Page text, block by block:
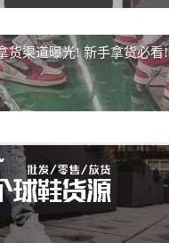
货渠道曝光! 新手拿货必看!